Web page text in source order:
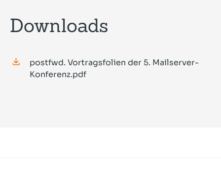
Downloads
postfwd. Vortragsfolien der 5. Mailserver-
Konferenz.pdf